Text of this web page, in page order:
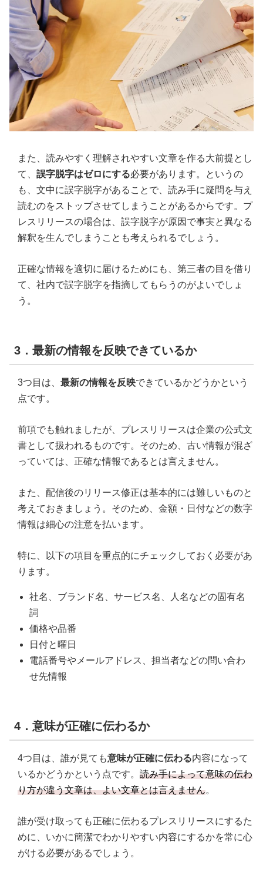
また、読みやすく理解されやすい文章を作る大前提とし
て、 誤字脱字はゼロにする必要があります。というの
も、文中に誤字脱字があることで、読み手に疑問を与え
読むのをストップさせてしまうことがあるからです。プ
レスリリースの場合は、誤字脱字が原因で事実と異なる
解釈を生んでしまうことも考えられるでしょう。
正確な情報を適切に届けるためにも、第三者の目を借り
て、社内で誤字脱字を指摘してもらうのがよいでしょ
う。
3．最新の情報を反映できているか
3つ目は、 最新の情報を反映できているかどうかという
点です。
前項でも触れましたが、プレスリリースは企業の公式文
書として扱われるものです。そのため、古い情報が混ざ
っていては、正確な情報であるとは言えません。
また、配信後のリリース修正は基本的には難しいものと
考えておきましょう。そのため、金額・日付などの数字
情報は細心の注意を払います。
特に、以下の項目を重点的にチェックしておく必要があ
ります。
社名、ブランド名、サービス名、人名などの固有名
詞
価格や品番
日付と曜日
電話番号やメールアドレス、担当者などの問い合わ
せ先情報
4．意味が正確に伝わるか
4つ目は、誰が見ても意味が正確に伝わる内容になって
いるかどうかという点です。 読み手によって意味の伝わ
り方が違う文章は、よい文章とは言えません。
誰が受け取っても正確に伝わるプレスリリースにするた
めに、いかに簡潔でわかりやすい内容にするかを常に心
がける必要があるでしょう。